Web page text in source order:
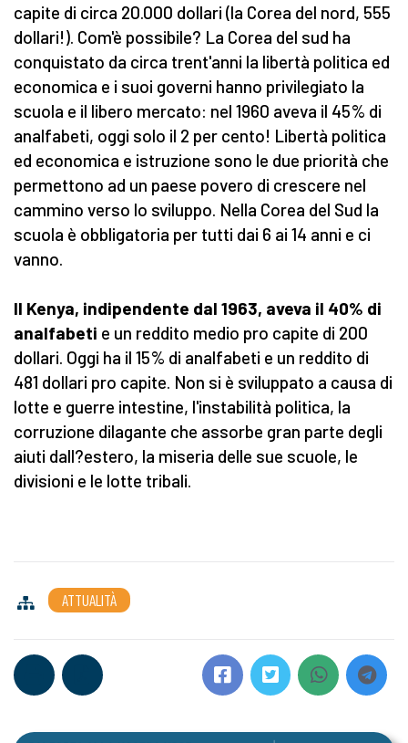
capite di circa 20.000 dollari (la Corea del nord, 555
dollari!). Com'è possibile? La Corea del sud ha
conquistato da circa trent'anni la libertà politica ed
economica e i suoi governi hanno privilegiato la
scuola e il libero mercato: nel 1960 aveva il 45% di
analfabeti, oggi solo il 2 per cento! Libertà politica
ed economica e istruzione sono le due priorità che
permettono ad un paese povero di crescere nel
cammino verso lo sviluppo. Nella Corea del Sud la
scuola è obbligatoria per tutti dai 6 ai 14 anni e ci
vanno.
Il Kenya, indipendente dal 1963, aveva il 40% di
analfabeti e un reddito medio pro capite di 200
dollari. Oggi ha il 15% di analfabeti e un reddito di
481 dollari pro capite. Non si è sviluppato a causa di
lotte e guerre intestine, l'instabilità politica, la
corruzione dilagante che assorbe gran parte degli
aiuti dall?estero, la miseria delle sue scuole, le
divisioni e le lotte tribali.
ATTUALITÀ